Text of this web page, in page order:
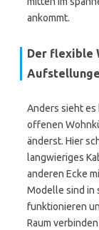
ankommt.
Der flexible
Anders sieht es
offenen
änderst. Hier
langwieriges
anderen Ecke
Modelle sind in
funktionieren
Raum